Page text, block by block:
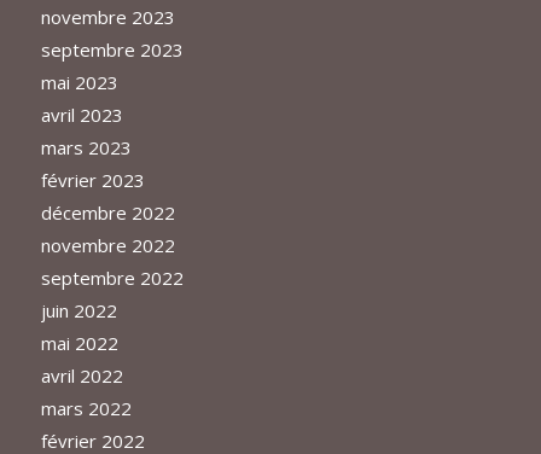
novembre 2023
septembre 2023
mai 2023
avril 2023
mars 2023
février 2023
décembre 2022
novembre 2022
septembre 2022
juin 2022
mai 2022
avril 2022
mars 2022
février 2022